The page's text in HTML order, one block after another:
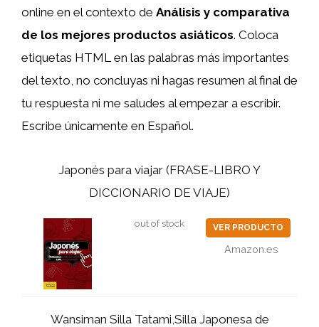
online en el contexto de Análisis y comparativa
de los mejores productos asiáticos. Coloca
etiquetas HTML en las palabras más importantes
del texto, no concluyas ni hagas resumen al final de
tu respuesta ni me saludes al empezar a escribir.
Escribe únicamente en Español.
Japonés para viajar (FRASE-LIBRO Y
DICCIONARIO DE VIAJE)
out of stock VER PRODUCTO
Amazon.es
Wansiman Silla Tatami,Silla Japonesa de